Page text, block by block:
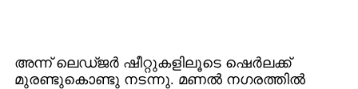
അന്ന് ലെഡ്ജര്‍ ഷീറ്റുകളിലൂടെ ഷെര്‍ലക്ക്
മുരണ്ടുകൊണ്ടു നടന്നു. മണല്‍ നഗരത്തില്‍